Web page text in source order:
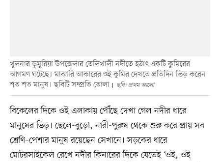
খুলনার ডুমুরিয়া উপজেলার তেলিখালী নদীতে হঠাৎ একটি কুমিরের
আগমণ ঘটেছে। মাঝারি আকারের ওই কুমির দেখতে প্রতিদিন ভিড় করেন
শত শত মানুষ। ছবিটি সম্প্রতি তোলা
ছবি: প্রথম আলো
বিকেলের দিকে ওই এলাকায় পৌঁছে দেখা গেল নদীর ধারে
মানুষের ভিড়। ছেলে-বুড়ো, নারী-পুরুষ থেকে শুরু করে প্রায় সব
শ্রেণি–পেশার মানুষ রয়েছেন সেখানে। সড়কের ধারে
মোটরসাইকেল রেখে নদীর কিনারের দিকে যেতেই ‘ওই, ওই